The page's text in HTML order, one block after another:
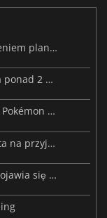
MARVEL Tōkon debiutuje wraz z ujawnieniem planu rozwoju na pierwszy rok
Resident Evil: Veronica znalazł się już na ponad 2 milionach list życzeń
Beast of Reincarnation: twórcy serii gier Pokémon wkraczają na nową ścieżkę
Big Walk już w sprzedaży – podróż oparta na przyjaźni
W Warhammer 40,000: Dawn of War 4 pojawia się frakcja Nekronów